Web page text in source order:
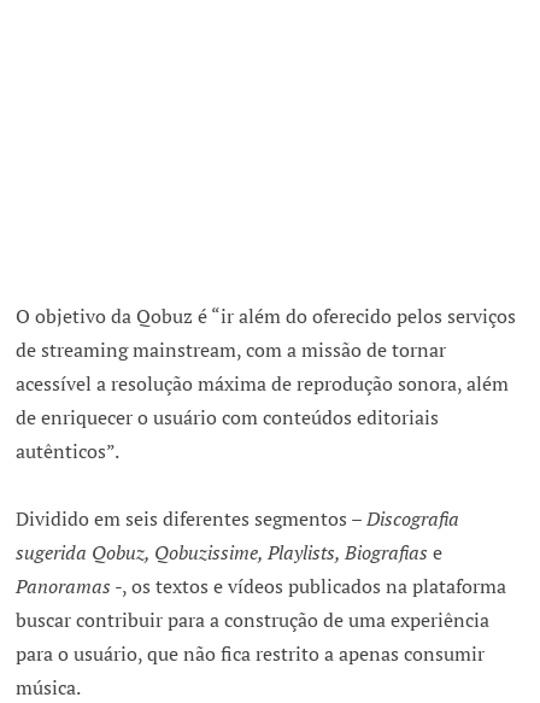
O objetivo da Qobuz é “ir além do oferecido pelos serviços
de streaming mainstream, com a missão de tornar
acessível a resolução máxima de reprodução sonora, além
de enriquecer o usuário com conteúdos editoriais
autênticos”.
Dividido em seis diferentes segmentos –Discografia
sugerida Qobuz, Qobuzissime, Playlists, Biografiase
Panoramas -, os textos e vídeos publicados na plataforma
buscar contribuir para a construção de uma experiência
para o usuário, que não fica restrito a apenas consumir
música.